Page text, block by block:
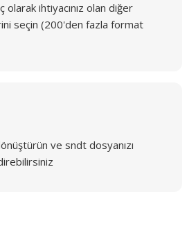
olarak ihtiyacınız olan diğer
seçin (200'den fazla format
ve sndt dosyanızı